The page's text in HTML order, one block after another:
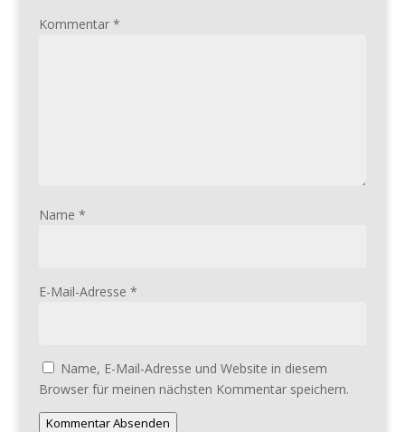
Kommentar *
Name *
E-Mail-Adresse *
Name, E-Mail-Adresse und Website in diesem
Browser für meinen nächsten Kommentar speichern.
Kommentar Absenden